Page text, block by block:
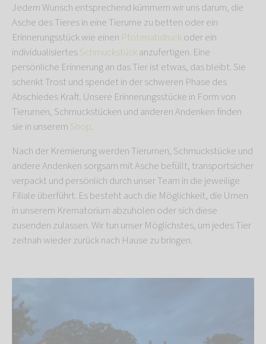
Jedem Wunsch entsprechend kümmern wir uns darum, die
Asche des Tieres in eine Tierurne zu betten oder ein
Erinnerungsstück wie einen Pfotenabdruckoder ein
individualisiertesSchmuckstückanzufertigen. Eine
persönliche Erinnerung an das Tier ist etwas, das bleibt. Sie
schenkt Trost und spendet in der schweren Phase des
Abschiedes Kraft. Unsere Erinnerungsstücke in Form von
Tierurnen, Schmuckstücken und anderen Andenken finden
sie in unserem Shop.
Nach der Kremierung werden Tierurnen, Schmuckstücke und
andere Andenken sorgsam mit Asche befüllt, transportsicher
verpackt und persönlich durch unser Team in die jeweilige
Filiale überführt. Es besteht auch die Möglichkeit, die Urnen
in unserem Krematorium abzuholen oder sich diese
zusenden zulassen. Wir tun unser Möglichstes, um jedes Tier
zeitnah wieder zurück nach Hause zu bringen.